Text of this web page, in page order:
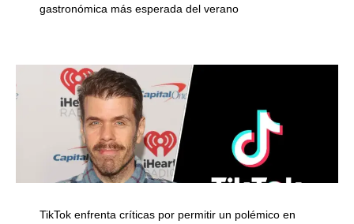
gastronómica más esperada del verano
TikTok enfrenta críticas por permitir un polémico en